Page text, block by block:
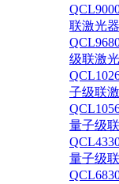
联激光
级联激
子级联
量子级
量子级